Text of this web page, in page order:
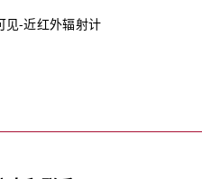
见-近红外辐射计